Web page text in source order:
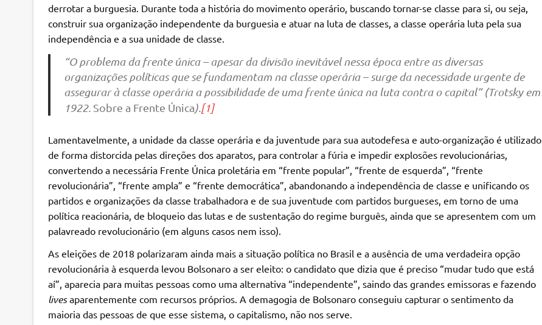
derrotar a burguesia. Durante toda a história do movimento operário, buscando tornar-se classe para si, ou seja,
construir sua organização independente da burguesia e atuar na luta de classes, a classe operária luta pela sua
independência e a sua unidade de classe.
“O problema da frente única – apesar da divisão inevitável nessa época entre as diversas
organizações políticas que se fundamentam na classe operária – surge da necessidade urgente de
assegurar à classe operária a possibilidade de uma frente única na luta contra o capital” (Trotsky em
1922. Sobre a Frente Única).[1]
Lamentavelmente, a unidade da classe operária e da juventude para sua autodefesa e auto-organização é utilizado
de forma distorcida pelas direções dos aparatos, para controlar a fúria e impedir explosões revolucionárias,
convertendo a necessária Frente Única proletária em “frente popular”, “frente de esquerda”, “frente
revolucionária”, “frente ampla” e “frente democrática”, abandonando a independência de classe e unificando os
partidos e organizações da classe trabalhadora e de sua juventude com partidos burgueses, em torno de uma
política reacionária, de bloqueio das lutas e de sustentação do regime burguês, ainda que se apresentem com um
palavreado revolucionário (em alguns casos nem isso).
As eleições de 2018 polarizaram ainda mais a situação política no Brasil e a ausência de uma verdadeira opção
revolucionária à esquerda levou Bolsonaro a ser eleito: o candidato que dizia que é preciso “mudar tudo que está
aí”, aparecia para muitas pessoas como uma alternativa “independente”, saindo das grandes emissoras e fazendo
livesaparentemente com recursos próprios. A demagogia de Bolsonaro conseguiu capturar o sentimento da
maioria das pessoas de que esse sistema, o capitalismo, não nos serve.